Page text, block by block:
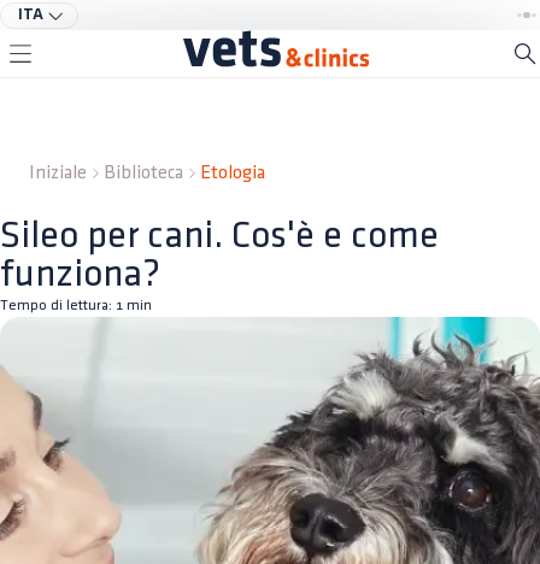
ITA
Iniziale Biblioteca Etologia
Sileo per cani. Cos'è e come
funziona?
Tempo di lettura: 1 min